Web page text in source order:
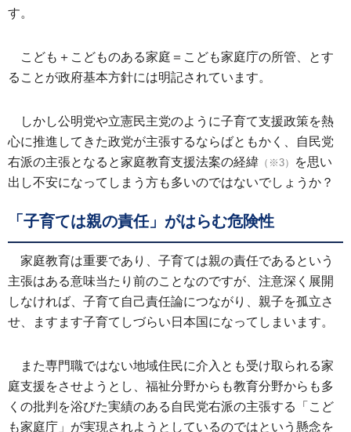
す。
こども＋こどものある家庭＝こども家庭庁の所管、
とす
ることが政府基本方針には明記されています。
しかし公明党や立憲民主党のように子育て支援政策を熱
心に推進してきた政党が主張するならばともかく、自民党
右派の主張となると家庭教育支援法案の経緯 （※3）
を思い
出し不安になってしまう方も多いのではないでしょうか？
「子育ては親の責任」がはらむ危険性
家庭教育は重要であり、子育ては親の責任であるという
主張はある意味当たり前のことなのですが、注意深く展開
しなければ、子育て自己責任論につながり、親子を孤立さ
せ、ますます子育てしづらい日本国になってしまいます。
また専門職ではない地域住民に介入とも受け取られる家
庭支援をさせようとし、福祉分野からも教育分野からも多
くの批判を浴びた実績のある自民党右派の主張する「こど
も家庭庁」が実現されようとしているのではという懸念を